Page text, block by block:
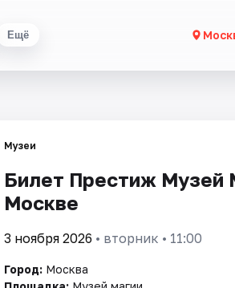
Ещё
Музеи
Билет Престиж Музей
Москве
3 ноября 2026 • вторник • 11:00
Город: Москва